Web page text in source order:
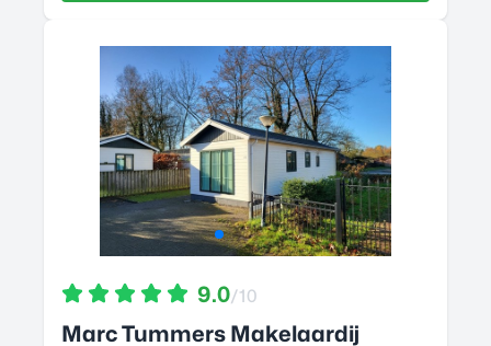
9.0/10
Marc Tummers Makelaardij